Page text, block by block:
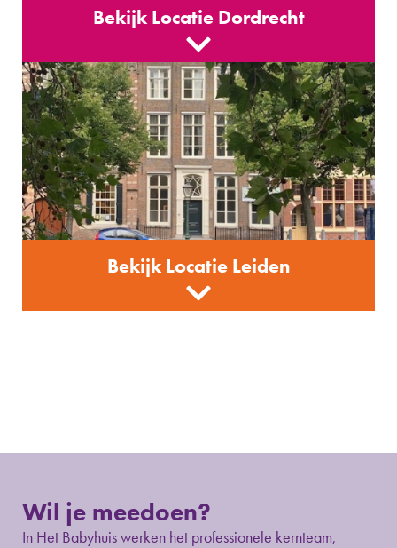
Bekijk Locatie Dordrecht
Bekijk Locatie Leiden
Wil je meedoen?
In Het Babyhuis werken het professionele kernteam,